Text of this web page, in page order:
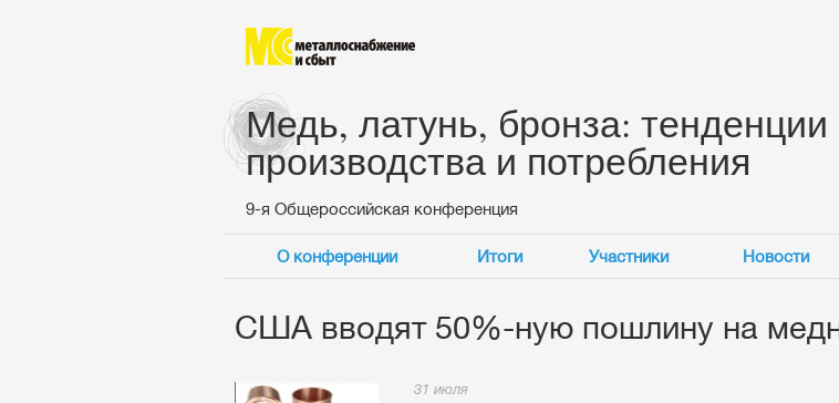
Медь, латунь, бронза: тенденции
производства и потребления
9-я Общероссийская конференция
О конференции Итоги Участники Новости
США вводят 50%-ную пошлину на
31 июля